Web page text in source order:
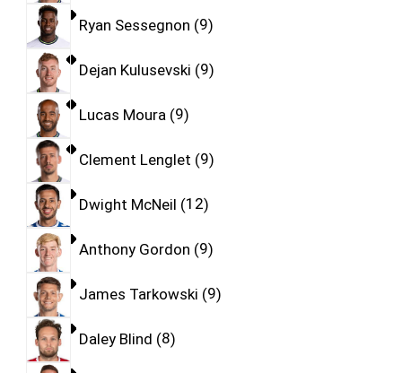
Ryan Sessegnon 9
Dejan Kulusevski 9
Lucas Moura 9
Clement Lenglet 9
Dwight McNeil 12
Anthony Gordon 9
James Tarkowski 9
Daley Blind 8